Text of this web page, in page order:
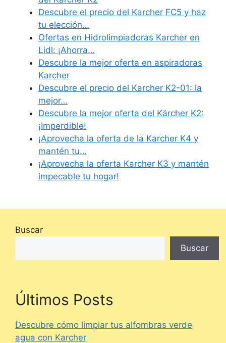
Descubre el precio del Karcher FC5 y haz
tu elección…
Ofertas en Hidrolimpiadoras Karcher en
Lidl: ¡Ahorra…
Descubre la mejor oferta en aspiradoras
Karcher
Descubre el precio del Karcher K2-01: la
mejor…
Descubre la mejor oferta del Kärcher K2:
¡Imperdible!
¡Aprovecha la oferta de la Karcher K4 y
mantén tu…
¡Aprovecha la oferta Karcher K3 y mantén
impecable tu hogar!
Buscar
Buscar
Últimos Posts
Descubre cómo limpiar tus alfombras verde
agua con Karcher